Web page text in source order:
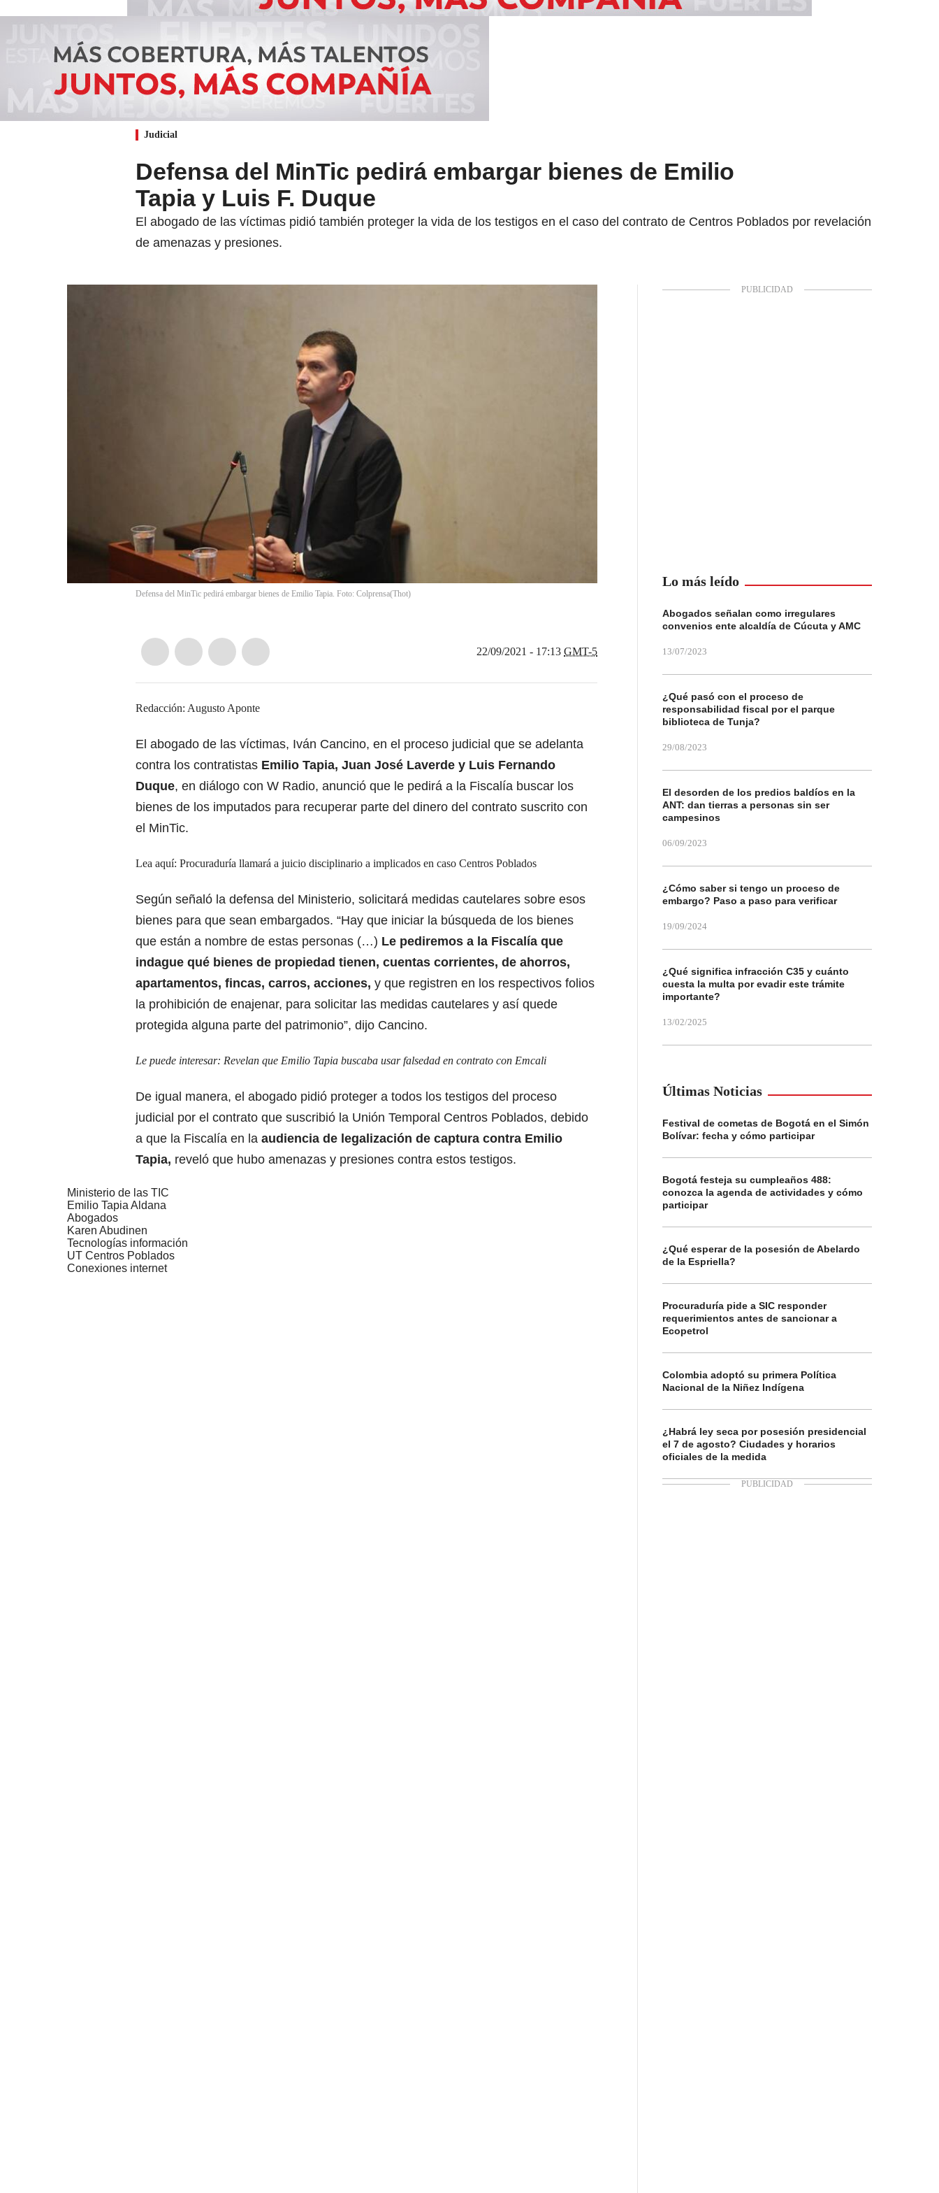
Judicial
Defensa del MinTic pedirá embargar bienes de Emilio
Tapia y Luis F. Duque
El abogado de las víctimas pidió también proteger la vida de los testigos en el caso del contrato de Centros Poblados por revelación
de amenazas y presiones.
Defensa del MinTic pedirá embargar bienes de Emilio Tapia. Foto: Colprensa(Thot)
22/09/2021 - 17:13 GMT-5
Redacción: Augusto Aponte
El abogado de las víctimas, Iván Cancino, en el proceso judicial que se adelanta
contra los contratistas Emilio Tapia, Juan José Laverde y Luis Fernando
Duque, en diálogo con W Radio, anunció que le pedirá a la Fiscalía buscar los
bienes de los imputados para recuperar parte del dinero del contrato suscrito con
el MinTic.
Lea aquí: Procuraduría llamará a juicio disciplinario a implicados en caso Centros Poblados
Según señaló la defensa del Ministerio, solicitará medidas cautelares sobre esos
bienes para que sean embargados. “Hay que iniciar la búsqueda de los bienes
que están a nombre de estas personas (…) Le pediremos a la Fiscalía que
indague qué bienes de propiedad tienen, cuentas corrientes, de ahorros,
apartamentos, fincas, carros, acciones, y que registren en los respectivos folios
la prohibición de enajenar, para solicitar las medidas cautelares y así quede
protegida alguna parte del patrimonio”, dijo Cancino.
Le puede interesar: Revelan que Emilio Tapia buscaba usar falsedad en contrato con Emcali
De igual manera, el abogado pidió proteger a todos los testigos del proceso
judicial por el contrato que suscribió la Unión Temporal Centros Poblados, debido
a que la Fiscalía en la audiencia de legalización de captura contra Emilio
Tapia, reveló que hubo amenazas y presiones contra estos testigos.
Ministerio de las TIC
Emilio Tapia Aldana
Abogados
Karen Abudinen
Tecnologías información
UT Centros Poblados
Conexiones internet
Lo más leído
Abogados señalan como irregulares
convenios ente alcaldía de Cúcuta y AMC
13/07/2023
¿Qué pasó con el proceso de
responsabilidad fiscal por el parque
biblioteca de Tunja?
29/08/2023
El desorden de los predios baldíos en la
ANT: dan tierras a personas sin ser
campesinos
06/09/2023
¿Cómo saber si tengo un proceso de
embargo? Paso a paso para verificar
19/09/2024
¿Qué significa infracción C35 y cuánto
cuesta la multa por evadir este trámite
importante?
13/02/2025
Últimas Noticias
Festival de cometas de Bogotá en el Simón
Bolívar: fecha y cómo participar
Bogotá festeja su cumpleaños 488:
conozca la agenda de actividades y cómo
participar
¿Qué esperar de la posesión de Abelardo
de la Espriella?
Procuraduría pide a SIC responder
requerimientos antes de sancionar a
Ecopetrol
Colombia adoptó su primera Política
Nacional de la Niñez Indígena
¿Habrá ley seca por posesión presidencial
el 7 de agosto? Ciudades y horarios
oficiales de la medida